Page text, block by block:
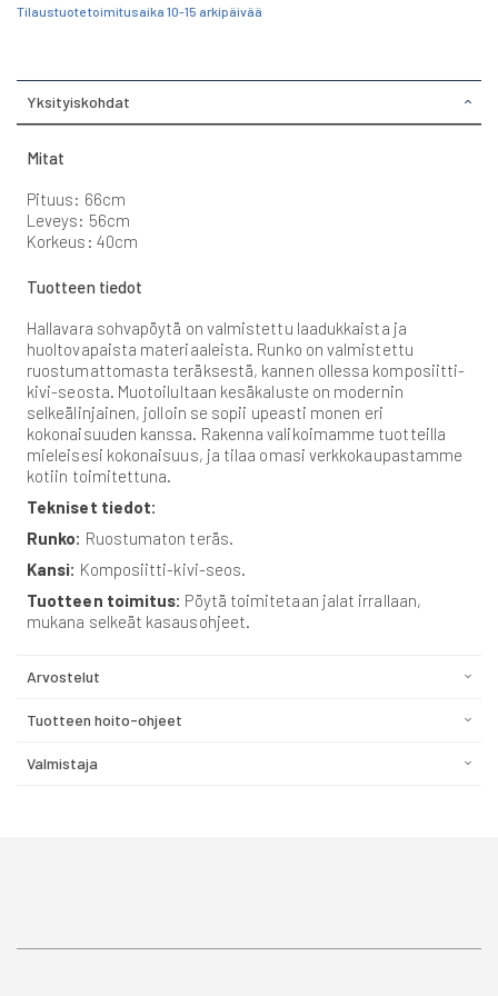
Tilaustuote toimitusaika 10-15 arkipäivää
Yksityiskohdat
Mitat
Pituus: 66cm
Leveys: 56cm
Korkeus: 40cm
Tuotteen tiedot
Hallavara sohvapöytä on valmistettu laadukkaista ja
huoltovapaista materiaaleista. Runko on valmistettu
ruostumattomasta teräksestä, kannen ollessa komposiitti-
kivi-seosta. Muotoilultaan kesäkaluste on modernin
selkeälinjainen, jolloin se sopii upeasti monen eri
kokonaisuuden kanssa. Rakenna valikoimamme tuotteilla
mieleisesi kokonaisuus, ja tilaa omasi verkkokaupastamme
kotiin toimitettuna.
Tekniset tiedot:
Runko: Ruostumaton teräs.
Kansi: Komposiitti-kivi-seos.
Tuotteen toimitus: Pöytä toimitetaan jalat irrallaan,
mukana selkeät kasausohjeet.
Arvostelut
Tuotteen hoito-ohjeet
Valmistaja